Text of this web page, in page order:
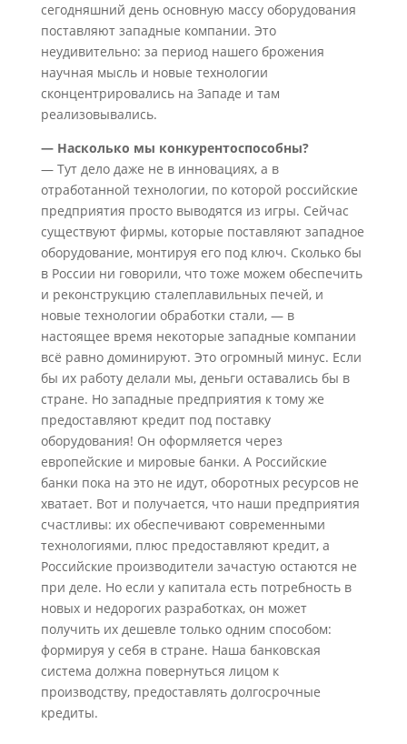
сегодняшний день основную массу оборудования
поставляют западные компании. Это
неудивительно: за период нашего брожения
научная мысль и новые технологии
сконцентрировались на Западе и там
реализовывались.
— Насколько мы конкурентоспособны?
— Тут дело даже не в инновациях, а в
отработанной технологии, по которой российские
предприятия просто выводятся из игры. Сейчас
существуют фирмы, которые поставляют западное
оборудование, монтируя его под ключ. Сколько бы
в России ни говорили, что тоже можем обеспечить
и реконструкцию сталеплавильных печей, и
новые технологии обработки стали, — в
настоящее время некоторые западные компании
всё равно доминируют. Это огромный минус. Если
бы их работу делали мы, деньги оставались бы в
стране. Но западные предприятия к тому же
предоставляют кредит под поставку
оборудования! Он оформляется через
европейские и мировые банки. А Российские
банки пока на это не идут, оборотных ресурсов не
хватает. Вот и получается, что наши предприятия
счастливы: их обеспечивают современными
технологиями, плюс предоставляют кредит, а
Российские производители зачастую остаются не
при деле. Но если у капитала есть потребность в
новых и недорогих разработках, он может
получить их дешевле только одним способом:
формируя у себя в стране. Наша банковская
система должна повернуться лицом к
производству, предоставлять долгосрочные
кредиты.